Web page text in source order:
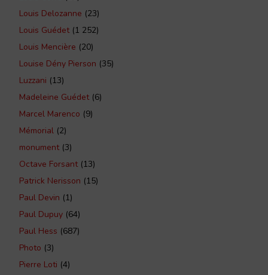
Louis Delozanne (23)
Louis Guédet(1 252)
Louis Mencière (20)
Louise Dény Pierson (35)
Luzzani (13)
Madeleine Guédet(6)
Marcel Marenco (9)
Mémorial (2)
monument(3)
Octave Forsant(13)
Patrick Nerisson (15)
Paul Devin (1)
Paul Dupuy (64)
Paul Hess (687)
Photo (3)
Pierre Loti (4)